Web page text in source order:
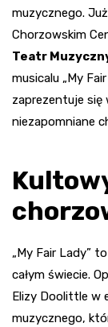
muzycznego.
Chorzowskim
Teatr
musicalu „My
zaprezentuje
niezapomniane
„My Fair Lady”
całym świecie.
Elizy Doolittle w
muzycznego,